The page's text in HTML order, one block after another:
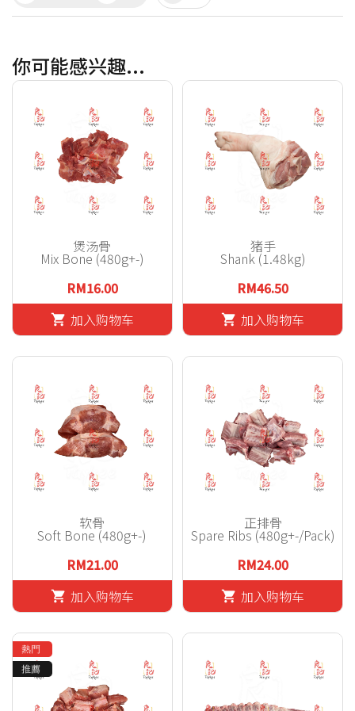
你可能感兴趣...
煲汤骨
Mix Bone (480g+-)
RM16.00
shopping_cart 加入购物车
猪手
Shank (1.48kg)
RM46.50
shopping_cart 加入购物车
软骨
Soft Bone (480g+-)
RM21.00
shopping_cart 加入购物车
正排骨
Spare Ribs (480g+-/Pack)
RM24.00
shopping_cart 加入购物车